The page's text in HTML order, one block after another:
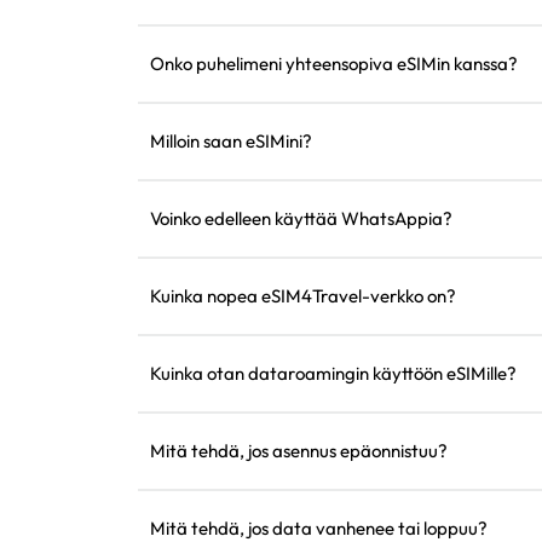
vastaanottaaksesi tekstiviestejä, kuten
Onko puhelimeni yhteensopiva eSIMin kanssa?
tukeeko laitteesi eSIMiä.
Milloin saan eSIMini?
jälkeen.
Voinko edelleen käyttää WhatsAppia?
muuttumattomina.
Kuinka nopea eSIM4Travel-verkko on?
paikallisesta operaattorista.
Kuinka otan dataroamingin käyttöön eSIMille?
'Dataroaming' käyttöön.
Mitä tehdä, jos asennus epäonnistuu?
asentaa vain kerran. Jos ongelma jatkuu, ota
Mitä tehdä, jos data vanhenee tai loppuu?